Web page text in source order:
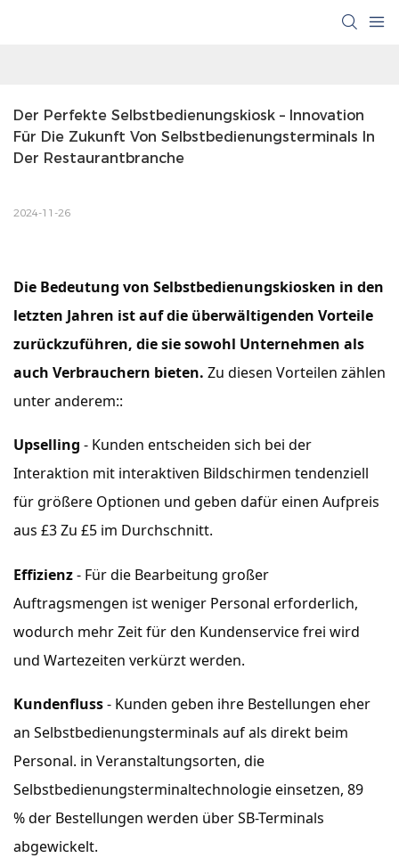
Der Perfekte Selbstbedienungskiosk – Innovation
Für Die Zukunft Von Selbstbedienungsterminals In
Der Restaurantbranche
2024-11-26
Die Bedeutung von Selbstbedienungskiosken in den
letzten Jahren ist auf die überwältigenden Vorteile
zurückzuführen, die sie sowohl Unternehmen als
auch Verbrauchern bieten. Zu diesen Vorteilen zählen
unter anderem::
Upselling - Kunden entscheiden sich bei der
Interaktion mit interaktiven Bildschirmen tendenziell
für größere Optionen und geben dafür einen Aufpreis
aus £3 Zu £5 im Durchschnitt.
Effizienz- Für die Bearbeitung großer
Auftragsmengen ist weniger Personal erforderlich,
wodurch mehr Zeit für den Kundenservice frei wird
und Wartezeiten verkürzt werden.
Kundenfluss- Kunden geben ihre Bestellungen eher
an Selbstbedienungsterminals auf als direkt beim
Personal. in Veranstaltungsorten, die
Selbstbedienungsterminaltechnologie einsetzen, 89
% der Bestellungen werden über SB-Terminals
abgewickelt.